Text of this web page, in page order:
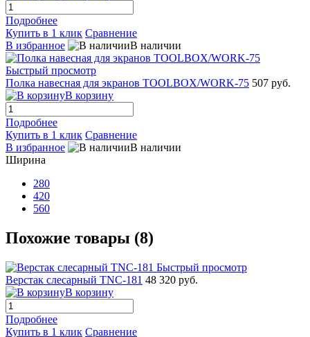
Подробнее
Купить в 1 клик Сравнение
В избранное
В наличии
Быстрый просмотр
Полка навесная для экранов TOOLBOX/WORK-75 507 руб.
В корзину
Подробнее
Купить в 1 клик Сравнение
В избранное
В наличии
Ширина
280
420
560
Похожие товары (8)
Быстрый просмотр
Верстак слесарный TNC-181 48 320 руб.
В корзину
Подробнее
Купить в 1 клик Сравнение